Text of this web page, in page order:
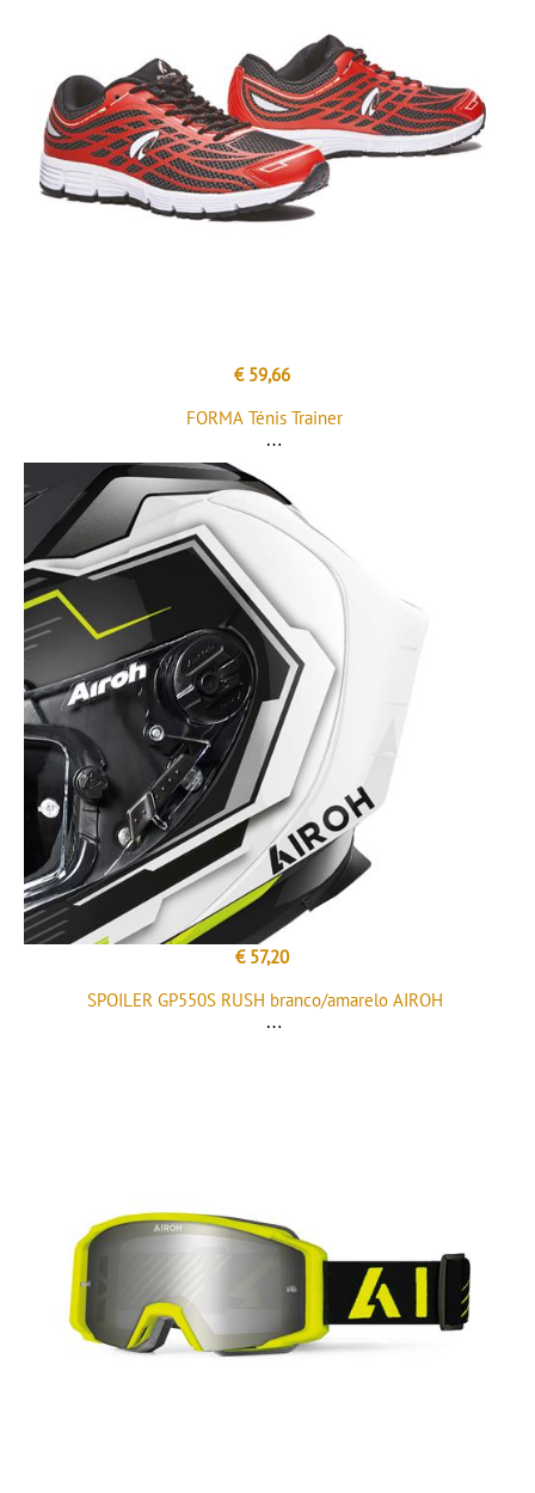
€ 59,66
FORMA Ténis Trainer
€ 57,20
SPOILER GP550S RUSH branco/amarelo AIROH